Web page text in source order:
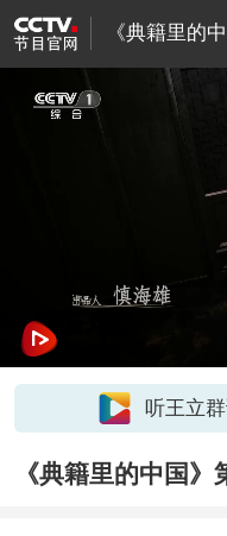
《典籍里的
听王立
《典籍里的中国